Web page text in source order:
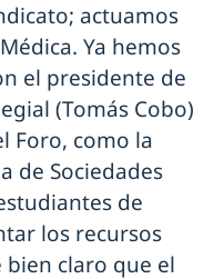
actuamos
Ya hemos
el presidente de
(Tomás Cobo)
Foro, como la
de Sociedades
de
los recursos
claro que el